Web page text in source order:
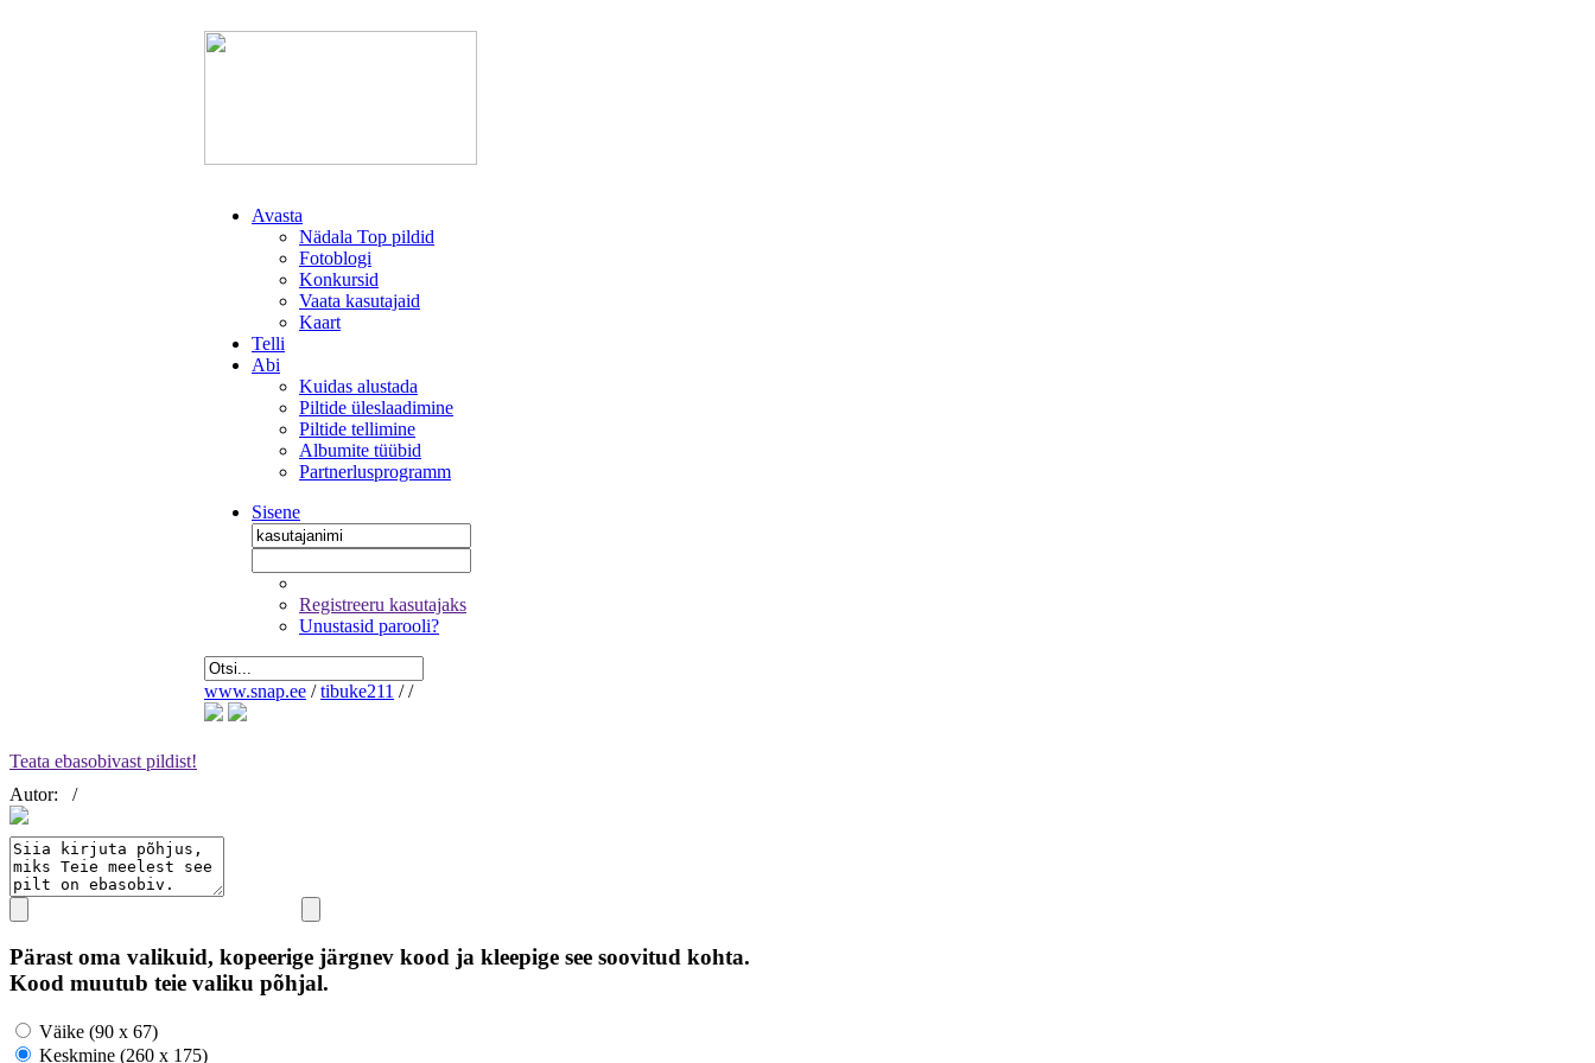
Avasta
Nädala Top pildid
Fotoblogi
Konkursid
Vaata kasutajaid
Kaart
Telli
Abi
Kuidas alustada
Piltide üleslaadimine
Piltide tellimine
Albumite tüübid
Partnerlusprogramm
Sisene
Registreeru kasutajaks
Unustasid parooli?
www.snap.ee / tibuke211 / /
Teata ebasobivast pildist!
Autor:
/
Pärast oma valikuid, kopeerige järgnev kood ja kleepige see soovitud kohta.
Kood muutub teie valiku põhjal.
Väike (90 x 67)
Keskmine (260 x 175)